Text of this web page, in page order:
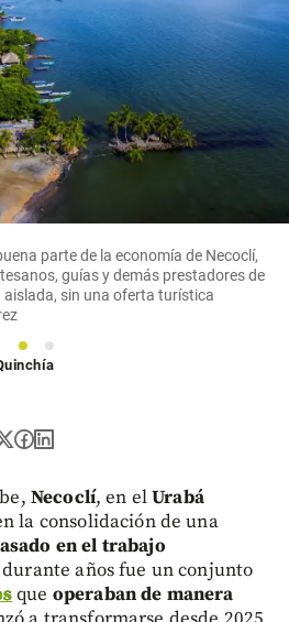
parte de la economía de Necoclí,
guías y demás prestadores de
sin una oferta turística
1
2
Necoclí, en elUrabá
la consolidación de una
en el trabajo
durante años fue un conjunto
que operaban de manera